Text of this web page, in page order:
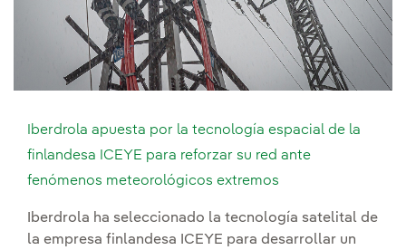
Iberdrola apuesta por la tecnología espacial de la
finlandesa ICEYE para reforzar su red ante
fenómenos meteorológicos extremos
Iberdrola ha seleccionado la tecnología satelital de
la empresa finlandesa ICEYE para desarrollar un